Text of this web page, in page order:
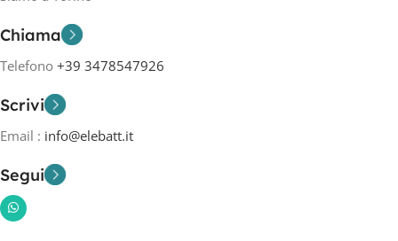
Chiama
Telefono +39 3478547926
Scrivi
Email : info@elebatt.it
Segui